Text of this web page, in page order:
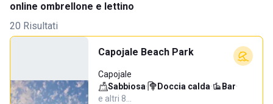
online ombrellone e lettino
20 Risultati
Capojale Beach Park
Capojale
Sabbiosa· Doccia calda· Bar·
e altri 8…